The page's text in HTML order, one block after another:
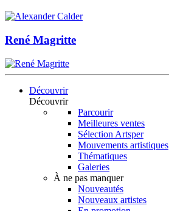
René Magritte
Découvrir
Découvrir
Parcourir
Meilleures ventes
Sélection Artsper
Mouvements artistiques
Thématiques
Galeries
À ne pas manquer
Nouveautés
Nouveaux artistes